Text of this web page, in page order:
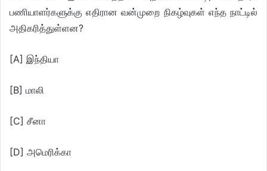
பணியாளர்களுக்கு எதிரான வன்முறை நிகழ்வுகள் எந்த நாட்டில்
அதிகரித்துள்ளன?
[A] இந்தியா
[B] மாலி
[C] சீனா
[D] அமெரிக்கா